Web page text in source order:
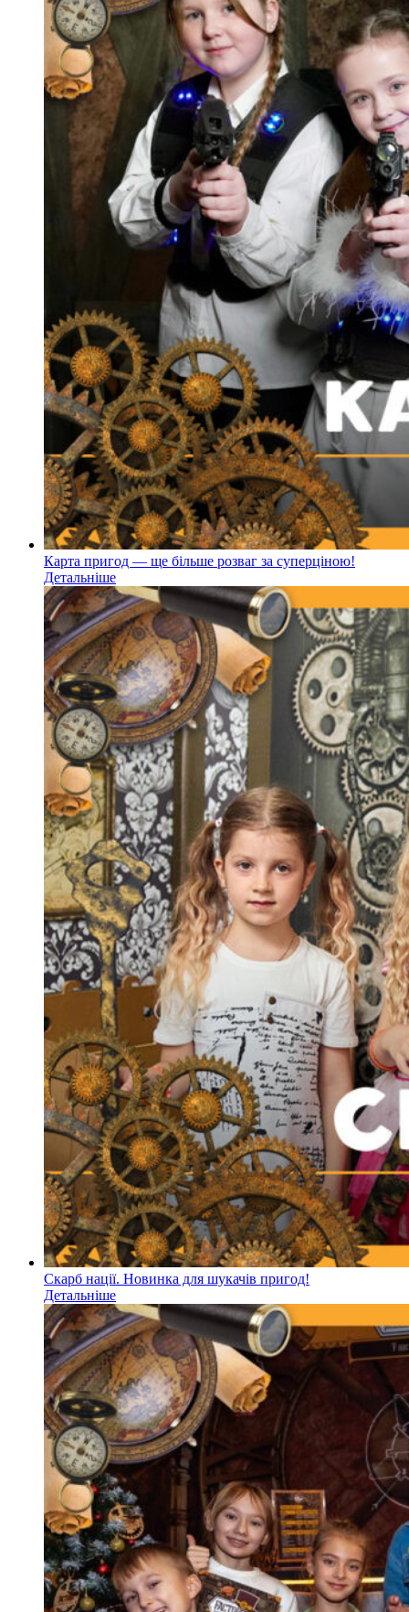
Карта пригод — ще більше розваг за суперціною!
Детальніше
Скарб нації. Новинка для шукачів пригод!
Детальніше